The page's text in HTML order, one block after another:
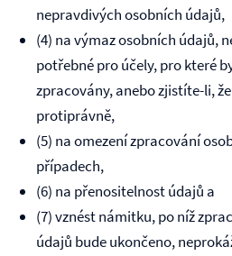
nepravdivých osobních údajů,
(4) na výmaz osobních údajů,
potřebné pro účely, pro které
zpracovány, anebo zjistíte-li,
protiprávně,
(5) na omezení zpracování
případech,
(6) na přenositelnost údajů a
(7) vznést námitku, po níž
údajů bude ukončeno,